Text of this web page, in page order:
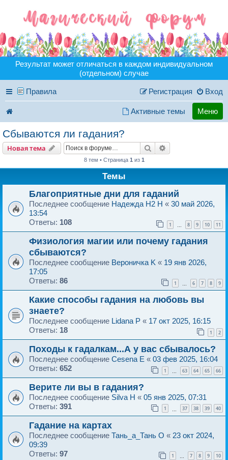
Результат может отличаться в каждом индивидуальном
(отдельном) случае
Правила Вход
Регистрация
Активные темы Меню
Сбываются ли гадания?
Новая тема Поиск
8 тем • Страница 1 из 1
Темы
Благоприятные дни для гаданий
Последнее сообщение Надежда H2 H « 30 май 2026,
13:54
Ответы: 108 1 8 9 10 11
Физиология магии или почему гадания
сбываются?
Последнее сообщение Веpoничка K « 19 янв 2026,
17:05
Ответы: 86 1 6 7 8 9
Какие способы гадания на любовь вы
знаете?
Последнее сообщение Lidana P « 17 окт 2025, 16:15
Ответы: 18 1 2
Походы к гадалкам...А у вас сбывалось?
Последнее сообщение Cesena E « 03 фев 2025, 16:04
Ответы: 652 1 63 64 65 66
Верите ли вы в гадания?
Последнее сообщение Silva H « 05 янв 2025, 07:31
Ответы: 391 1 37 38 39 40
Гадание на картах
Последнее сообщение Тань_а_Тань O « 23 окт 2024,
09:39
Ответы: 97 1 … 7 8 9 10